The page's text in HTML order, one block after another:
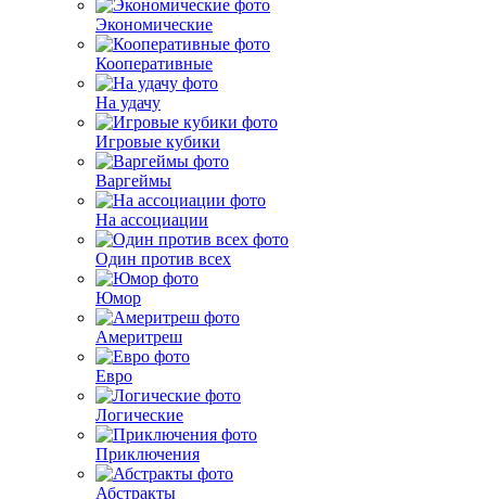
Экономические
Кооперативные
На удачу
Игровые кубики
Варгеймы
На ассоциации
Один против всех
Юмор
Америтреш
Евро
Логические
Приключения
Абстракты